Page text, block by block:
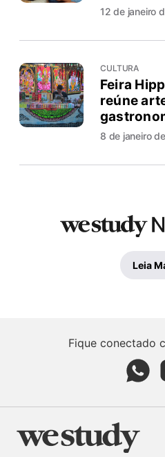
12 de janeiro
CULTURA
Feira
reúne
8 de janeiro
Leia
Fique conectado